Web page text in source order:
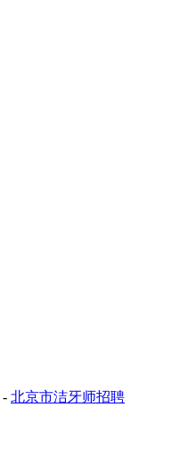
- 北京市洁牙师招聘